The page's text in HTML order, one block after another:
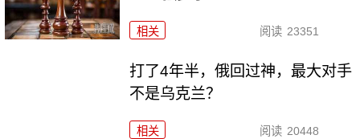
相关 阅读 23351
打了4年半，俄回过神，最大对手
不是乌克兰？
相关 阅读 20448